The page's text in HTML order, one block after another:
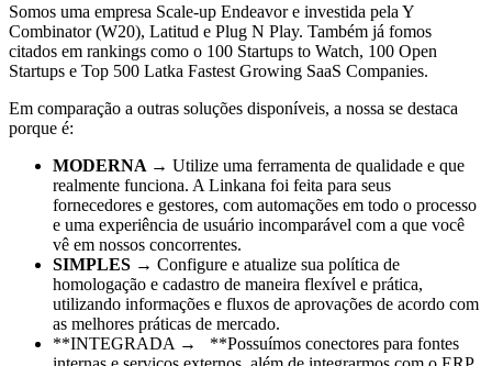
Somos uma empresa Scale-up Endeavor e investida pela Y
Combinator (W20), Latitud e Plug N Play. Também já fomos
citados em rankings como o 100 Startups to Watch, 100 Open
Startups e Top 500 Latka Fastest Growing SaaS Companies.
Em comparação a outras soluções disponíveis, a nossa se destaca
porque é:
MODERNA → Utilize uma ferramenta de qualidade e que
realmente funciona. A Linkana foi feita para seus
fornecedores e gestores, com automações em todo o processo
e uma experiência de usuário incomparável com a que você
vê em nossos concorrentes.
SIMPLES → Configure e atualize sua política de
homologação e cadastro de maneira flexível e prática,
utilizando informações e fluxos de aprovações de acordo com
as melhores práticas de mercado.
**INTEGRADA → **Possuímos conectores para fontes